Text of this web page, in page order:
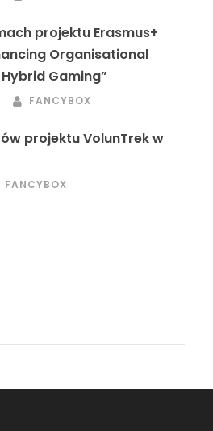
projektu Erasmus+
Organisational
Gaming”
FANCYBOX
projektu VolunTrek w
FANCYBOX